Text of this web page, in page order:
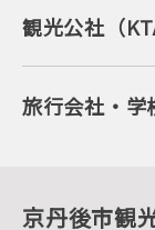
キャンプ
自然景観
旬の食
フルーツ
美術館・資
観光
観光公社（
KTA会員コミ
会員向けサー
KTAニュース
会員加入・会
旅行会社・学
プレスリリー
京丹後市観